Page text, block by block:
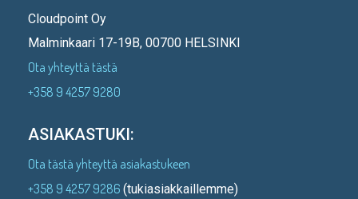
Cloudpoint Oy
Malminkaari 17-19B, 00700 HELSINKI
Ota yhteyttä tästä
+358 9 4257 9280
ASIAKASTUKI:
Ota tästä yhteyttä asiakastukeen
+358 9 4257 9286 (tukiasiakkaillemme)